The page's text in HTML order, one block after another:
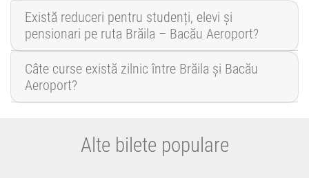
Există reduceri pentru studenți, elevi și
pensionari pe ruta Brăila – Bacău Aeroport?
Câte curse există zilnic între Brăila și Bacău
Aeroport?
Alte bilete populare